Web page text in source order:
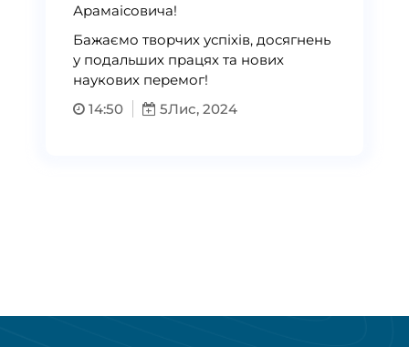
Арамаісовича!
Бажаємо творчих успіхів, досягнень
у подальших працях та нових
наукових перемог!
14:50
5Лис, 2024